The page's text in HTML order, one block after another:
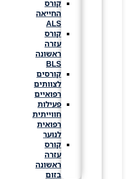
קורס
החייאה
קורס
עזרה
ראשונה
קורסים
לצוותים
רפואיים
פעילות
חווייתית
רפואית
לנוער
קורס
עזרה
ראשונה